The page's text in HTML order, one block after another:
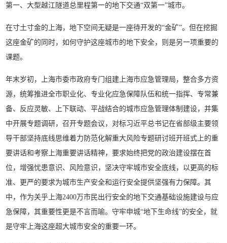
第一、大型越江隧道总里程第一的地下交通“双第一”城市。
在寸土寸金的上海，地下空间无疑是一座待开发的“金矿”。但在挖掘
这座金矿的同时，如何守护这座城市的地下安全，则是另一项重要的
课题。
年末岁初，上海市委市政府专门组建上海市应急管理局，整合多方资
源，统筹推进全市职业化、专业化应急保障队伍和统一指挥、专常兼
备、反应灵敏、上下联动、平战结合的城市应急管理体制建设，并集
中开展专题调研，召开专题会议，对标习近平总书记在省部级主要领
导干部坚持底线思维着力防范化解重大风险专题研讨班开班式上的重
要讲话和考察上海重要讲话精神，要求始终把党的政治建设摆在首
位，增强忧患意识、风险意识，坚决守牢城市安全底线，以更高的标
准、更严的要求为城市生产安全和运行安全提供坚强有力保障。其
中，作为关乎上海2400万市民出行安全的地下交通基础设施建设与应
急保障，其重要性更是不言而喻。守牢申城“地下生命线”的安全，就
是守牢上海这座超大城市安全的重要一环。